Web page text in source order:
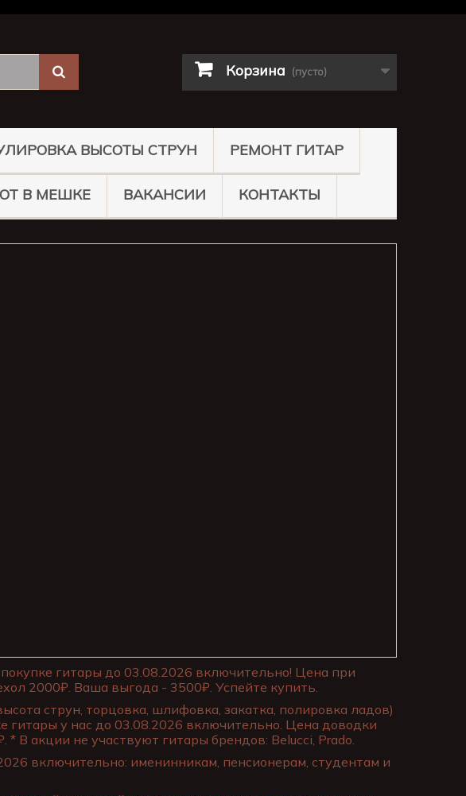
Корзина (пусто)
ВЫСОТЫ СТРУН РЕМОНТ ГИТАР
В МЕШКЕ ВАКАНСИИ КОНТАКТЫ
гитары до 03.08.2026 включительно! Цена при
2000₽. Ваша выгода - 3500₽. Успейте купить.
струн, торцовка, шлифовка, закатка, полировка ладов)
гитары у нас до 03.08.2026 включительно. Цена доводки
В акции не участвуют гитары брендов: Belucci, Prado.
включительно: именинникам, пенсионерам, студентам и